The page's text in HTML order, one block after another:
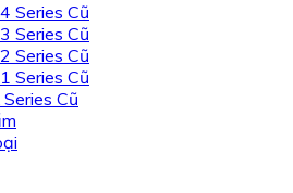
Series Cũ
Series Cũ
Series Cũ
Series Cũ
Cũ